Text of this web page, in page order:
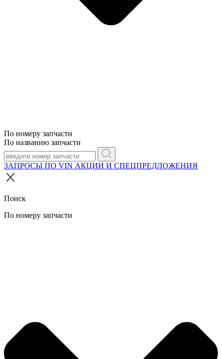
По номеру запчасти
По названию запчасти
ЗАПРОСЫ ПО VIN АКЦИИ И СПЕЦПРЕДЛОЖЕНИЯ
Поиск
По номеру запчасти